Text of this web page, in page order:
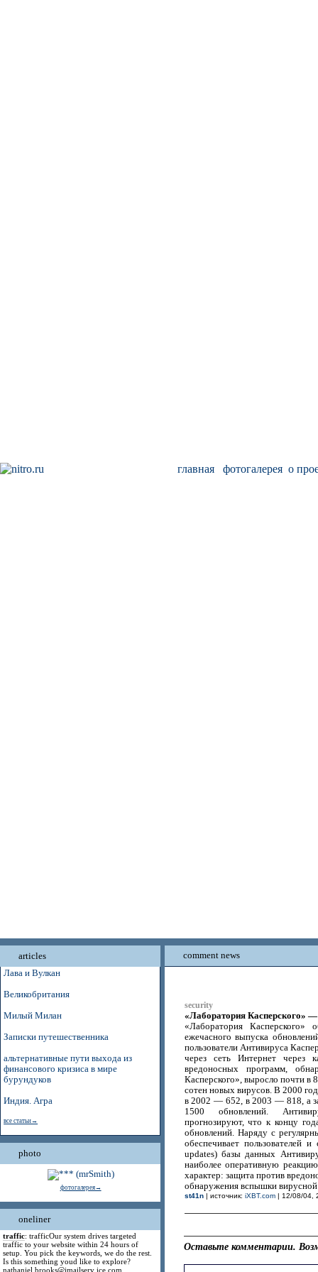
главная фотогалерея о
articles
Лава и Вулкан
Великобритания
Милый Милан
Записки путешественника
альтернативные пути выхода из
финансового кризиса в мире
бурундуков
Индия. Агра
все статьи→
photo
фотогалерея→
oneliner
traffic: trafficOur system drives targeted
traffic to your website within 24 hours of
setup. You pick the keywords, we do the rest.
Is this something youd like to explore?
nathaniel.brooks@jmailserv ice.com
comment news
security
«Лаборатория Касперского»
«Лаборатория
ежечасного выпуска
пользователи Антивируса
через сеть Интернет через
вредоносных программ,
Касперского», выросло почти в
сотен новых вирусов. В 2000
в 2002 — 652, в 2003 — 818, а
1500 обновлений.
прогнозируют, что к концу
обновлений. Наряду с
обеспечивает пользователей
updates) базы данных
наиболее оперативную
характер: защита против
обнаружения вспышки вирусной
st41n| источник: iXBT.com| 12/08/04,
Оставьте комментарии.